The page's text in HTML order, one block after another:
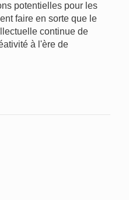
potentielles pour les
faire en sorte que le
continue de
à l'ère de